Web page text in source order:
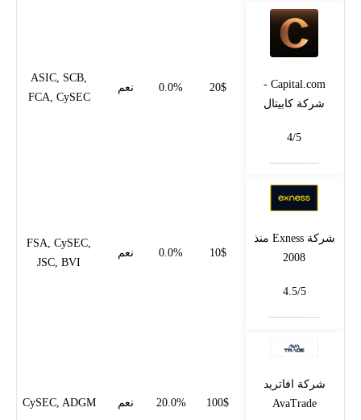
Capital.com -
شركة كابيتال
4/5
20$
0.0% نعم
ASIC, SCB,
FCA, CySEC
شركة Exness منذ
2008
4.5/5
10$
0.0% نعم
FSA, CySEC,
JSC, BVI
شركة افاتريد
AvaTrade
100$
20.0% نعم CySEC, ADGM